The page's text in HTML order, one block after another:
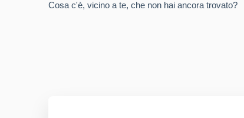
Cosa c'è, vicino a te, che non hai ancora trovato?